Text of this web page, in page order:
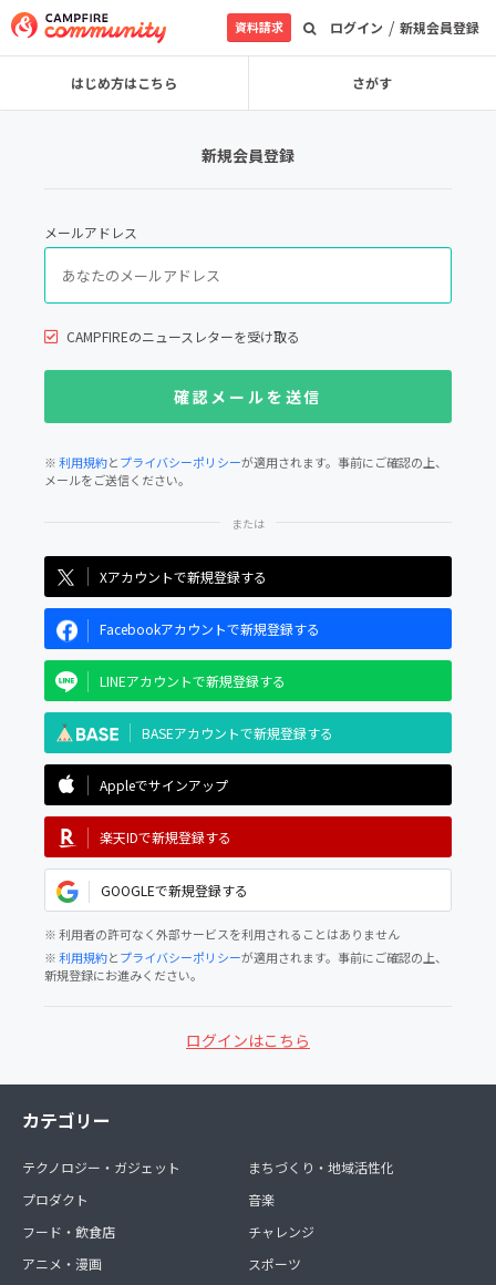
ログイン / 新規会員登録
資料請求
はじめ方はこちら さがす
新規会員登録
メールアドレス
CAMPFIREのニュースレターを受け取る
※利用規約とプライバシーポリシーが適用されます。事前にご確認の上、
メールをご送信ください。
Xアカウントで新規登録する
Facebookアカウントで新規登録する
LINEアカウントで新規登録する
BASEアカウントで新規登録する
Appleでサインアップ
楽天IDで新規登録する
GOOGLEで新規登録する
※ 利用者の許可なく外部サービスを利用されることはありません
※利用規約とプライバシーポリシーが適用されます。事前にご確認の上、
新規登録にお進みください。
ログインはこちら
カテゴリー
テクノロジー・ガジェット
プロダクト
フード・飲食店
アニメ・漫画
まちづくり・地域活性化
音楽
チャレンジ
スポーツ